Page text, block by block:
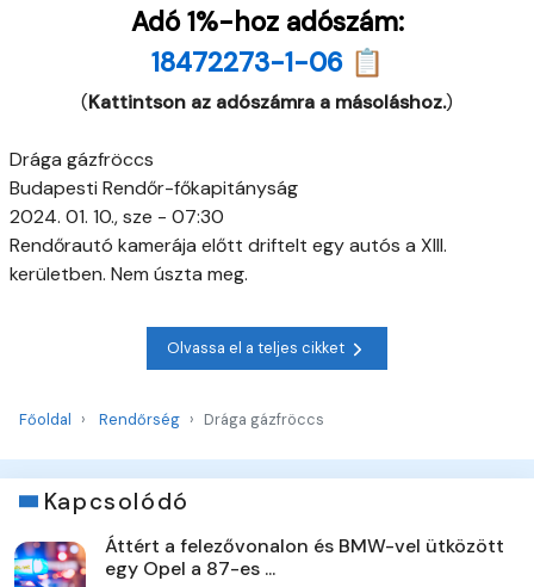
Adó 1%-hoz adószám:
18472273-1-06 📋
(Kattintson az adószámra a másoláshoz.)
Drága gázfröccs
Budapesti Rendőr-főkapitányság
2024. 01. 10., sze - 07:30
Rendőrautó kamerája előtt driftelt egy autós a XIII.
kerületben. Nem úszta meg.
Olvassa el a teljes cikket
Főoldal Rendőrség Drága gázfröccs
Kapcsolódó
Áttért a felezővonalon és BMW-vel ütközött
egy Opel a 87-es ...